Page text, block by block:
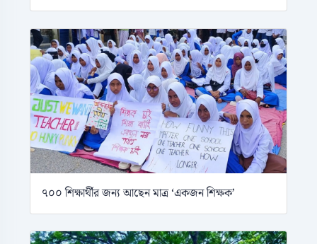
৭০০ শিক্ষার্থীর জন্য আছেন মাত্র ‘একজন শিক্ষক’